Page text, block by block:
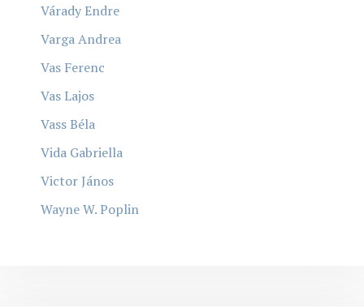
Várady Endre
Varga Andrea
Vas Ferenc
Vas Lajos
Vass Béla
Vida Gabriella
Victor János
Wayne W. Poplin